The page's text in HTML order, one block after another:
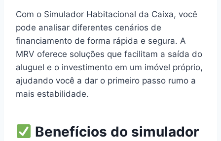
Com o Simulador Habitacional da Caixa, você
pode analisar diferentes cenários de
financiamento de forma rápida e segura. A
MRV oferece soluções que facilitam a saída do
aluguel e o investimento em um imóvel próprio,
ajudando você a dar o primeiro passo rumo a
mais estabilidade.
Benefícios do simulador